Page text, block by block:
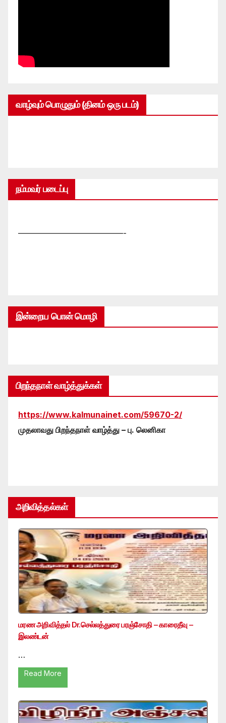
வாழ்வும் பொழுதும் (தினம் ஒரு படம்)
நம்மவர் படைப்பு
—————————————-
இன்றைய பொன் மொழி
பிறந்தநாள் வாழ்த்துக்கள்
https://www.kalmunainet.com/59670-2/
முதலாவது பிறந்தநாள் வாழ்த்து – பு. லெனிகா
அறிவித்தல்கள்
மரண அறிவித்தல் Dr.செல்லத்துரை பரஞ்சோதி – காரைதீவு –
இலண்டன்
…
Read More